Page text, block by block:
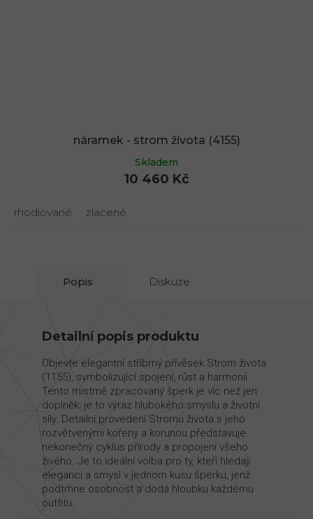
náramek - strom života (4155)
Skladem
10 460 Kč
rhodiované zlacené
Popis Diskuze
Detailní popis produktu
Objevte elegantní stříbrný přívěsek Strom života
(1155), symbolizující spojení, růst a harmonii.
Tento mistrně zpracovaný šperk je víc než jen
doplněk; je to výraz hlubokého smyslu a životní
síly. Detailní provedení Stromu života s jeho
rozvětvenými kořeny a korunou představuje
nekonečný cyklus přírody a propojení všeho
živého. Je to ideální volba pro ty, kteří hledají
eleganci a smysl v jednom kusu šperku, jenž
podtrhne osobnost a dodá hloubku každému
outfitu.